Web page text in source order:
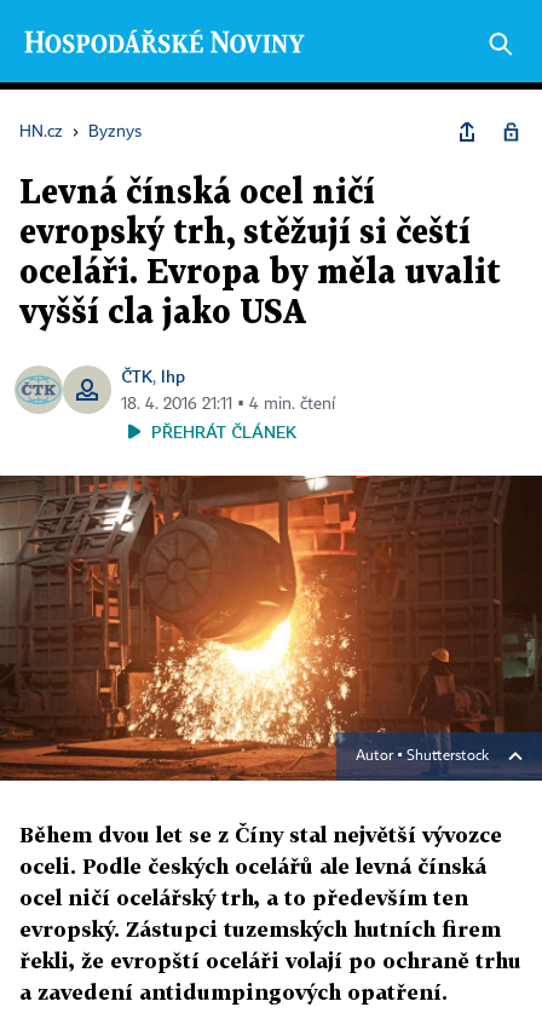
HN.cz › Byznys
Levná čínská ocel ničí
evropský trh, stěžují si čeští
oceláři. Evropa by měla uvalit
vyšší cla jako USA
ČTK, lhp
18. 4. 2016 21:11 ▪ 4 min. čtení
PŘEHRÁT ČLÁNEK
Autor ▪Shutterstock
Během dvou let se z Číny stal největší vývozce
oceli. Podle českých ocelářů ale levná čínská
ocel ničí ocelářský trh, a to především ten
evropský. Zástupci tuzemských hutních firem
řekli, že evropští oceláři volají po ochraně trhu
a zavedení antidumpingových opatření.